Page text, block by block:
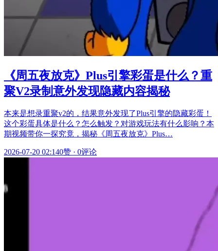
《周五夜放克》Plus引擎彩蛋是什么？重
聚V2录制意外发现隐藏内容揭秘
本来是想录重聚v2的，结果意外发现了Plus引擎的隐藏彩蛋！
这个彩蛋具体是什么？怎么触发？对游戏玩法有什么影响？本
期视频带你一探究竟，揭秘《周五夜放克》Plus…
2026-07-20 02:140赞 · 0评论